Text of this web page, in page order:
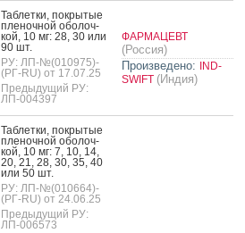
Таб­летки, пок­ры­тые
пле­ноч­ной обо­лоч­
кой, 10 мг: 28, 30 или
90 шт.
РУ: ЛП-№(010975)-
(РГ-RU) от 17.07.25
Предыдущий РУ:
ЛП-004397
ФАРМАЦЕВТ
(Россия)
Произведено:
IND-
SWIFT (Индия)
Таб­летки, пок­ры­тые
пле­ноч­ной обо­лоч­
кой, 10 мг: 7, 10, 14,
20, 21, 28, 30, 35, 40
или 50 шт.
РУ: ЛП-№(010664)-
(РГ-RU) от 24.06.25
Предыдущий РУ:
ЛП-006573